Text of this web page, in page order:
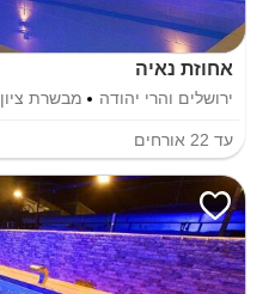
אחוזת נאיה
ירושלים והרי יהודה מבשרת ציון
עד 22 אורחים